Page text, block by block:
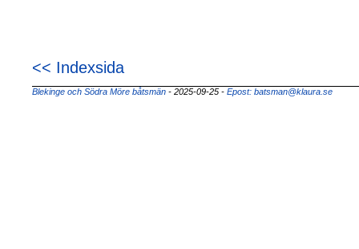
<< Indexsida
Blekinge och Södra Möre båtsmän - 2025-09-25 - Epost: batsman@klaura.se